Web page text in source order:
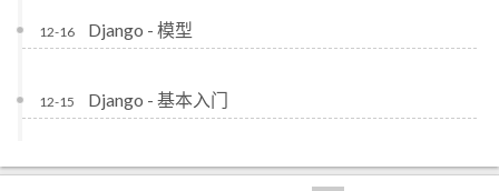
12-16 Django - 模型
12-15 Django - 基本入门